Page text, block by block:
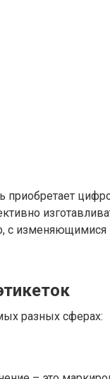
с
разных сферах: